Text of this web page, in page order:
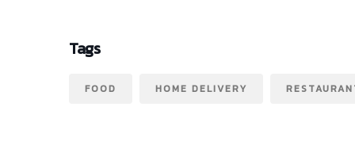
Tags
FOOD HOME DELIVERY